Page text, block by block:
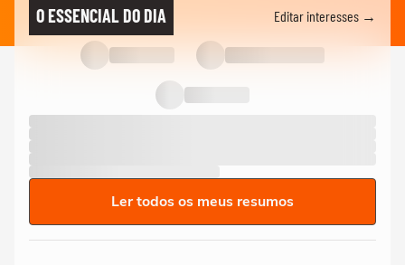
O ESSENCIAL DO DIA Editar interesses →
Ler todos os meus resumos